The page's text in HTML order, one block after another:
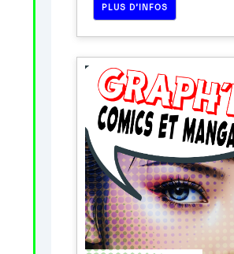
PLUS D’INFOS